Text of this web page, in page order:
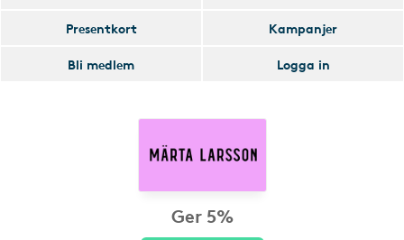
Presentkort
Kampanjer
Bli medlem
Logga in
Ger 5%